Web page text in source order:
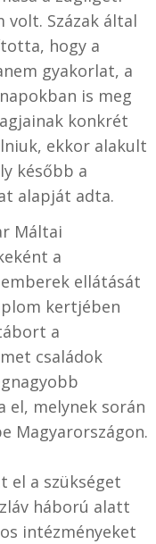
volt. Százak által
hogy a
gyakorlat, a
is meg
konkrét
ekkor alakult
később a
alapját adta.
Máltai
a
ellátását
kertjében
a
családok
melynek során
Magyarországon.
el a szükséget
háború alatt
intézményeket